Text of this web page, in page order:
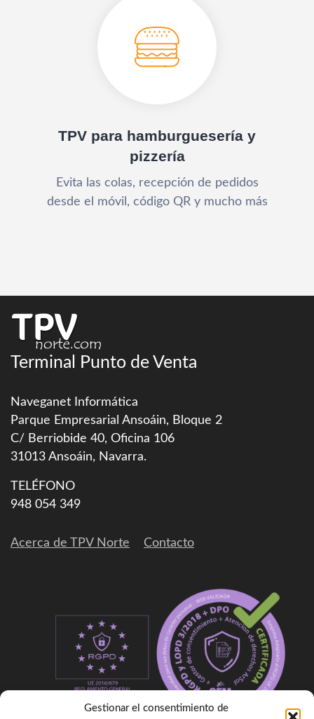
Gestionar el consentimiento de
TPV para hamburguesería y
pizzería
Evita las colas, recepción de pedidos
desde el móvil, código QR y mucho más
Terminal Punto de Venta
Naveganet Informática
Parque Empresarial Ansoáin, Bloque 2
C/ Berriobide 40, Oficina 106
31013 Ansoáin, Navarra.
TELÉFONO
948 054 349
Acerca de TPV Norte Contacto